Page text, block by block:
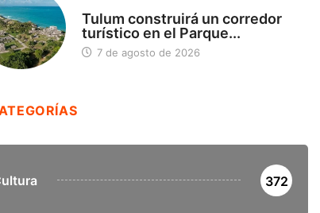
Tulum construirá un corredor
turístico en el Parque...
7 de agosto de 2026
372